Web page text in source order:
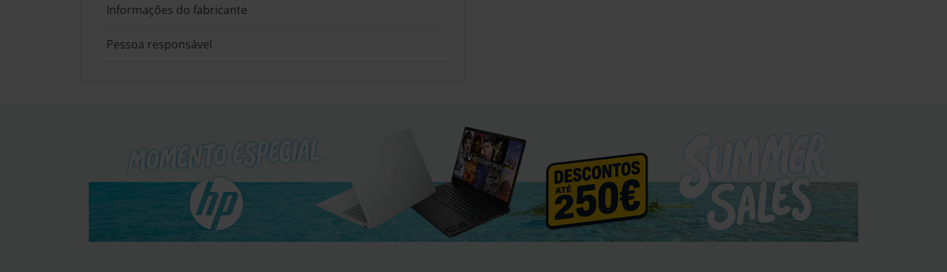
Informações do fabricante
Pessoa responsável